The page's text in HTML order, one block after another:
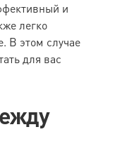
и
легко
В этом случае
для вас